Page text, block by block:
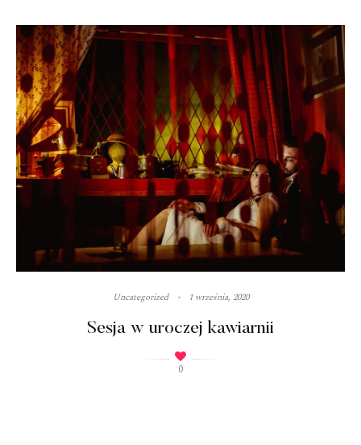
Uncategorized 1 września, 2020
Sesja w uroczej kawiarnii
0